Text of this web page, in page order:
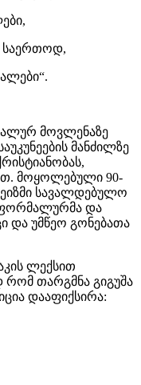
საერთოდ,
მოვლენაზე
მანძილზე
მოყოლებული 90-
სავალდებულო
და
და უმწეო გონებათა
ლექსით
თარგმნა გიგუშა
დააფიქსირა: